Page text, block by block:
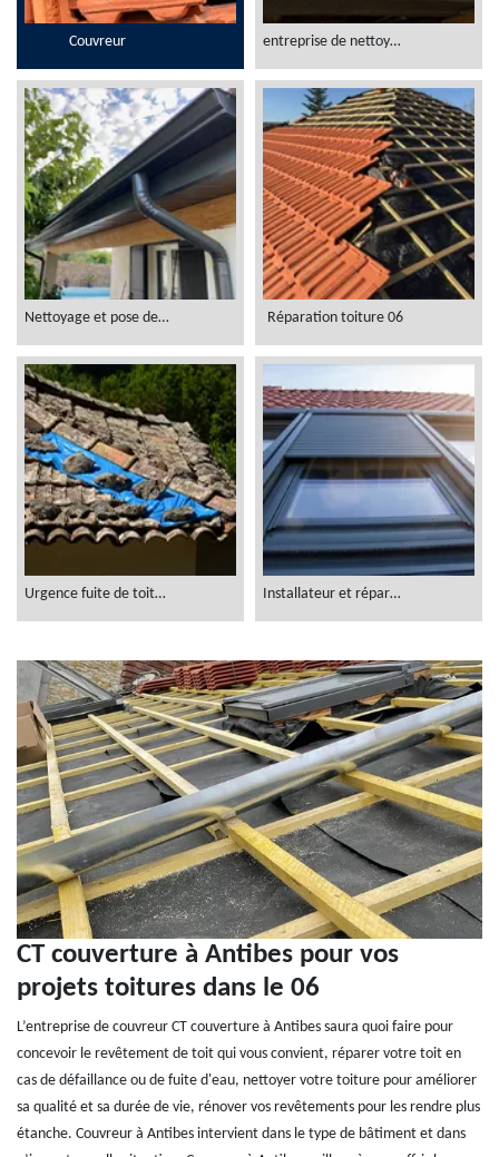
Couvreur entreprise de nettoyage et démoussage toiture 06
Nettoyage et pose de gouttière 06 Réparation toiture 06
Urgence fuite de toiture 06 Installateur et réparateur velux 06
CT couverture à Antibes pour vos
projets toitures dans le 06
L’entreprise de couvreur CT couverture à Antibes saura quoi faire pour
concevoir le revêtement de toit qui vous convient, réparer votre toit en
cas de défaillance ou de fuite d'eau, nettoyer votre toiture pour améliorer
sa qualité et sa durée de vie, rénover vos revêtements pour les rendre plus
étanche. Couvreur à Antibes intervient dans le type de bâtiment et dans